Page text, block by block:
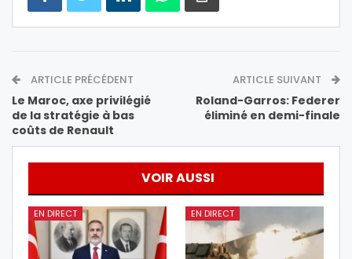
ARTICLE PRÉCÉDENT
Le Maroc, axe privilégié
de la stratégie à bas
coûts de Renault
ARTICLE SUIVANT
Roland-Garros: Federer
éliminé en demi-finale
VOIR AUSSI
EN DIRECT EN DIRECT